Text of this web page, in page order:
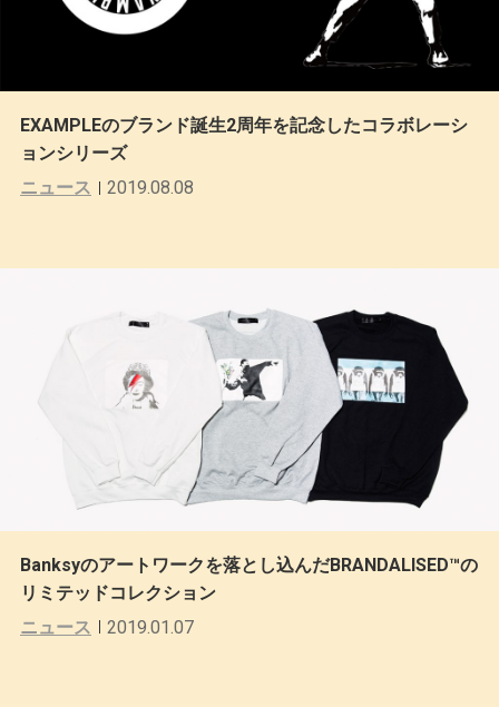
EXAMPLEのブランド誕生2周年を記念したコラボレーシ
ョンシリーズ
ニュース
2019.08.08
Banksyのアートワークを落とし込んだBRANDALISED™️の
リミテッドコレクション
ニュース
2019.01.07